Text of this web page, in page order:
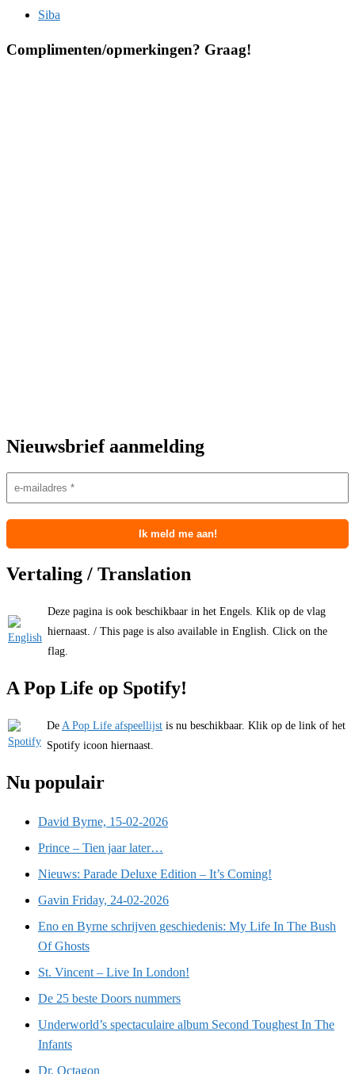
Siba
Complimenten/opmerkingen? Graag!
Nieuwsbrief aanmelding
Vertaling / Translation
Deze pagina is ook beschikbaar in het Engels. Klik op de vlag
hiernaast. / This page is also available in English. Click on the
flag.
A Pop Life op Spotify!
De A Pop Life afspeellijst is nu beschikbaar. Klik op de link of het
Spotify icoon hiernaast.
Nu populair
David Byrne, 15-02-2026
Prince – Tien jaar later…
Nieuws: Parade Deluxe Edition – It’s Coming!
Gavin Friday, 24-02-2026
Eno en Byrne schrijven geschiedenis: My Life In The Bush
Of Ghosts
St. Vincent – Live In London!
De 25 beste Doors nummers
Underworld’s spectaculaire album Second Toughest In The
Infants
Dr. Octagon